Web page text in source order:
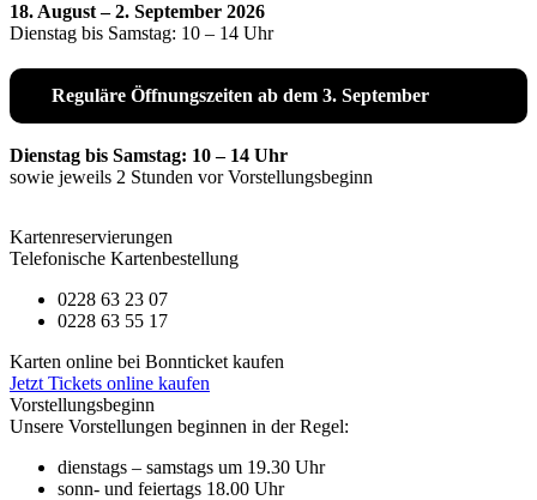
18. August – 2. September 2026
Dienstag bis Samstag: 10 – 14 Uhr
Reguläre Öffnungszeiten ab dem 3. September
Dienstag bis Samstag: 10 – 14 Uhr
sowie jeweils 2 Stunden vor Vorstellungsbeginn
Kartenreservierungen
Telefonische Kartenbestellung
0228 63 23 07
0228 63 55 17
Karten online bei Bonnticket kaufen
Jetzt Tickets online kaufen
Vorstellungsbeginn
Unsere Vorstellungen beginnen in der Regel:
dienstags – samstags um 19.30 Uhr
sonn- und feiertags 18.00 Uhr